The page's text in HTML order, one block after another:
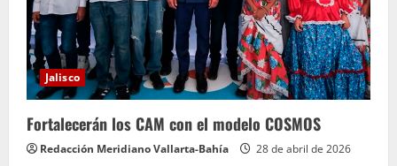
Jalisco
Fortalecerán los CAM con el modelo COSMOS
Redacción Meridiano Vallarta-Bahía 28 de abril de 2026